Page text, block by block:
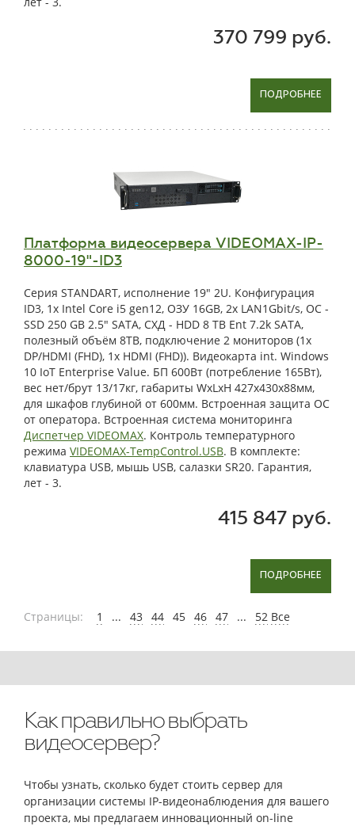
370 799 руб.
ПОДРОБНЕЕ
Платформа видеосервера VIDEOMAX-IP-
8000-19"-ID3
Серия STANDART, исполнение 19" 2U. Конфигурация
ID3, 1x Intel Core i5 gen12, ОЗУ 16GB, 2x LAN1Gbit/s, OС -
SSD 250 GB 2.5" SATA, СХД - HDD 8 TB Ent 7.2k SATA,
полезный объём 8TB, подключение 2 мониторов (1x
DP/HDMI (FHD), 1x HDMI (FHD)). Видеокарта int. Windows
10 IoT Enterprise Value. БП 600Вт (потребление 165Вт),
вес нет/брут 13/17кг, габариты WxLxH 427x430x88мм,
для шкафов глубиной от 600мм. Встроенная защита ОС
от оператора. Встроенная система мониторинга
Диспетчер VIDEOMAX. Контроль температурного
режима VIDEOMAX-TempControl.USB. В комплекте:
клавиатура USB, мышь USB, салазки SR20. Гарантия,
лет - 3.
415 847 руб.
ПОДРОБНЕЕ
Страницы: 1 ... 43 44 45 46 47 ... 52 Все
Как правильно выбрать
видеосервер?
Чтобы узнать, сколько будет стоить сервер для
организации системы IP-видеонаблюдения для вашего
проекта, мы предлагаем инновационный on-line